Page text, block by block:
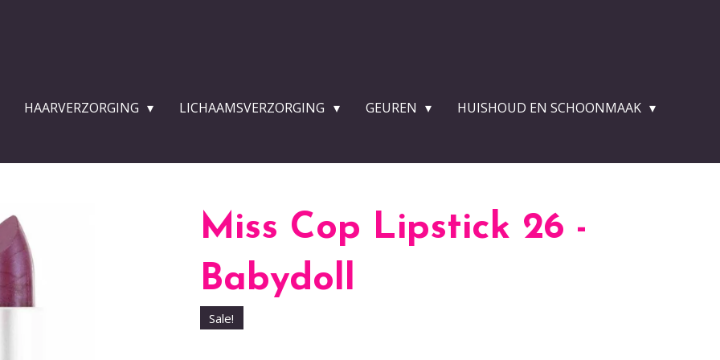
HAARVERZORGING LICHAAMSVERZORGING GEUREN
HUISHOUD EN SCHOONMAAK
Miss Cop Lipstick 26 -
Babydoll
Sale!